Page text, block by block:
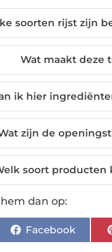
soorten rijst zijn
Wat maakt deze
ik hier
zijn de
soort producten
dan op:
Facebook